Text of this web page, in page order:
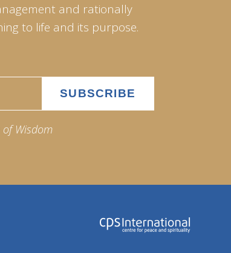
and rationally
to life and its purpose.
of Wisdom